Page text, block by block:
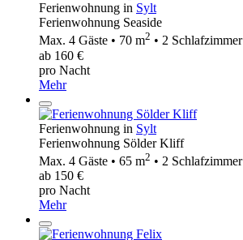
Ferienwohnung in Sylt
Ferienwohnung Seaside
Max. 4 Gäste • 70 m2 • 2 Schlafzimmer
ab 160 €
pro Nacht
Mehr
Ferienwohnung in Sylt
Ferienwohnung Sölder Kliff
Max. 4 Gäste • 65 m2 • 2 Schlafzimmer
ab 150 €
pro Nacht
Mehr